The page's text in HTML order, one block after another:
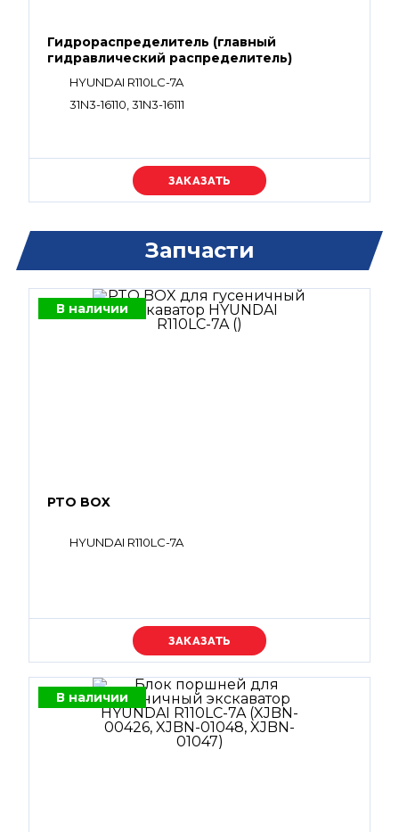
Гидрораспределитель (главный
гидравлический распределитель)
HYUNDAI R110LC-7A
31N3-16110, 31N3-16111
Уточняйте цену
Запчасти
В наличии
PTO BOX
HYUNDAI R110LC-7A
Уточняйте цену
В наличии